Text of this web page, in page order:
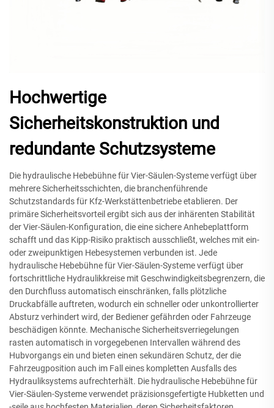
Hochwertige
Sicherheitskonstruktion und
redundante Schutzsysteme
Die hydraulische Hebebühne für Vier-Säulen-Systeme verfügt über
mehrere Sicherheitsschichten, die branchenführende
Schutzstandards für Kfz-Werkstättenbetriebe etablieren. Der
primäre Sicherheitsvorteil ergibt sich aus der inhärenten Stabilität
der Vier-Säulen-Konfiguration, die eine sichere Anhebeplattform
schafft und das Kipp-Risiko praktisch ausschließt, welches mit ein-
oder zweipunktigen Hebesystemen verbunden ist. Jede
hydraulische Hebebühne für Vier-Säulen-Systeme verfügt über
fortschrittliche Hydraulikkreise mit Geschwindigkeitsbegrenzern, die
den Durchfluss automatisch einschränken, falls plötzliche
Druckabfälle auftreten, wodurch ein schneller oder unkontrollierter
Absturz verhindert wird, der Bediener gefährden oder Fahrzeuge
beschädigen könnte. Mechanische Sicherheitsverriegelungen
rasten automatisch in vorgegebenen Intervallen während des
Hubvorgangs ein und bieten einen sekundären Schutz, der die
Fahrzeugposition auch im Fall eines kompletten Ausfalls des
Hydrauliksystems aufrechterhält. Die hydraulische Hebebühne für
Vier-Säulen-Systeme verwendet präzisionsgefertigte Hubketten und